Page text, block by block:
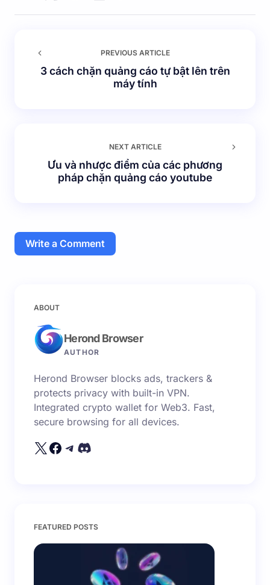
PREVIOUS ARTICLE
3 cách chặn quảng cáo tự bật lên trên
máy tính
NEXT ARTICLE
Ưu và nhược điểm của các phương
pháp chặn quảng cáo youtube
Write a Comment
Email của bạn sẽ không được hiển thị công khai.
Name *
Email *
Save my name and email in this browser for the
Submit Comment
ABOUT
Herond Browser
AUTHOR
Herond Browser blocks ads, trackers &
protects privacy with built-in VPN.
Integrated crypto wallet for Web3. Fast,
secure browsing for all devices.
FEATURED POSTS